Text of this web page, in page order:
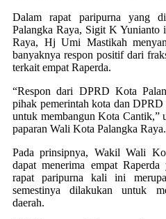
Dalam rapat paripurna yang
Palangka Raya, Sigit K
Raya, Hj Umi Mastikah
banyaknya respon positif dari
terkait empat Raperda.
“Respon dari DPRD Kota
pihak pemerintah kota dan
untuk membangun Kota Cantik,”
paparan Wali Kota Palangka Raya.
Pada prinsipnya, Wakil Wali
dapat menerima empat
rapat paripurna kali ini
semestinya dilakukan untuk
daerah.